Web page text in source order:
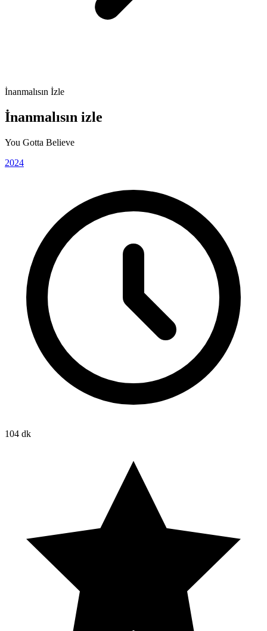
İnanmalısın İzle
İnanmalısın izle
You Gotta Believe
2024
104 dk